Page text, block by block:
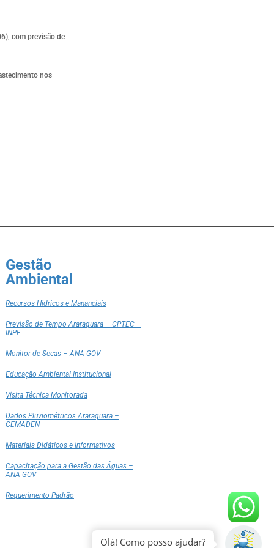
com previsão de
nos
Gestão
Ambiental
Recursos Hídricos e Mananciais
Previsão de Tempo Araraquara – CPTEC –
INPE
Monitor de Secas – ANA GOV
Educação Ambiental Institucional
Visita Técnica Monitorada
Dados Pluviométricos Araraquara –
CEMADEN
Materiais Didáticos e Informativos
Capacitação para a Gestão das Águas –
ANA GOV
Requerimento Padrão
Olá! Como posso ajudar?